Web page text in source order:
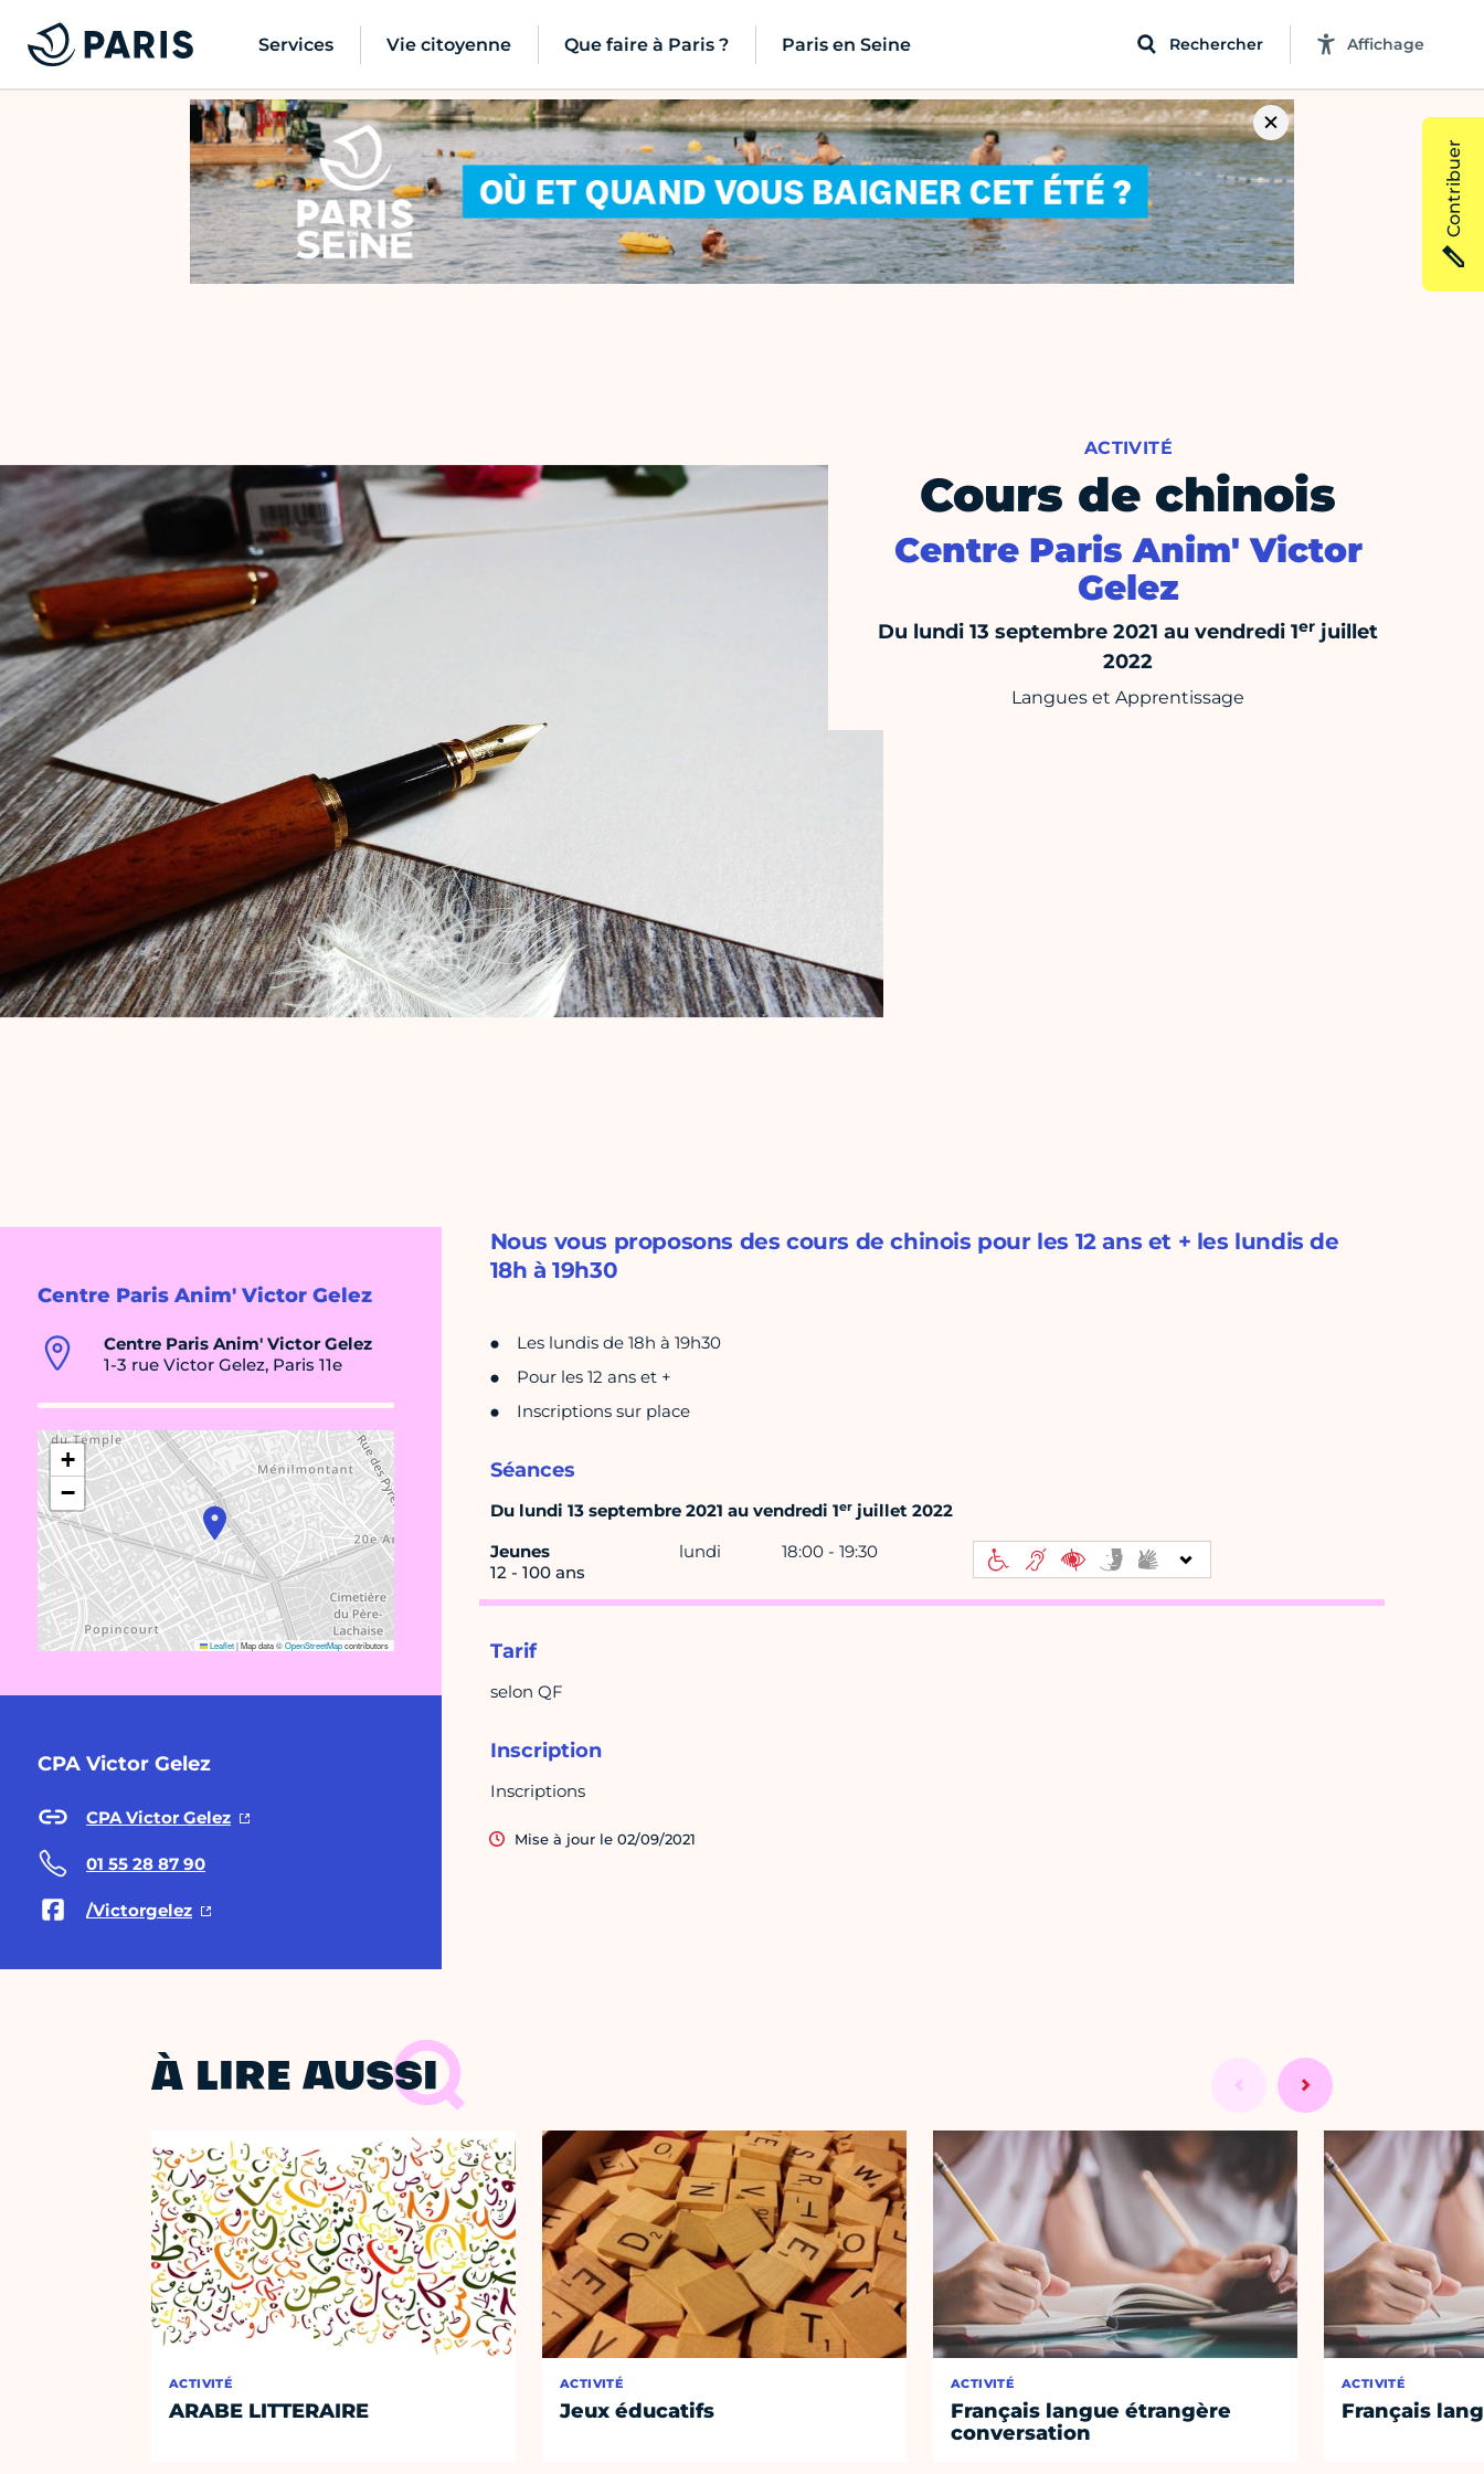
Services Vie citoyenne Que faire à Paris ? Paris en Seine Rechercher Affichage
ACTIVITÉ
Cours de chinois
Centre Paris Anim' Victor
Gelez
Du lundi 13 septembre 2021 au vendredi 1er juillet
2022
Langues et Apprentissage
Centre Paris Anim' Victor Gelez
Centre Paris Anim' Victor Gelez
1-3 rue Victor Gelez, Paris 11e
+
−
Leaflet|Map data ©OpenStreetMapcontributors
CPA Victor Gelez
CPA Victor Gelez
01 55 28 87 90
/Victorgelez
Nous vous proposons des cours de chinois pour les 12 ans et + les lundis de
18h à 19h30
Les lundis de 18h à 19h30
Pour les 12 ans et +
Inscriptions sur place
Séances
Du lundi 13 septembre 2021 au vendredi 1erjuillet 2022
Jeunes
12 - 100 ans
lundi 18:00 - 19:30
Tarif
selon QF
Inscription
Inscriptions
Mise à jour le 02/09/2021
À LIRE AUSSI
ACTIVITÉ
ARABE LITTERAIRE
ACTIVITÉ
Jeux éducatifs
ACTIVITÉ
Français langue étrangère
conversation
ACTIVITÉ
Français
Contribuer